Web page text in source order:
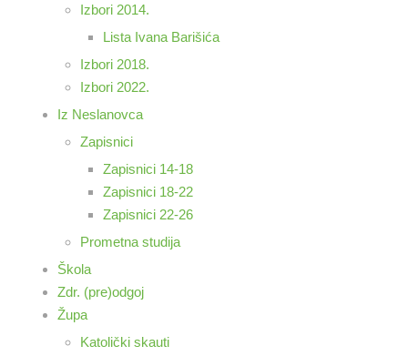
Izbori 2014.
Lista Ivana Barišića
Izbori 2018.
Izbori 2022.
Iz Neslanovca
Zapisnici
Zapisnici 14-18
Zapisnici 18-22
Zapisnici 22-26
Prometna studija
Škola
Zdr. (pre)odgoj
Župa
Katolički skauti